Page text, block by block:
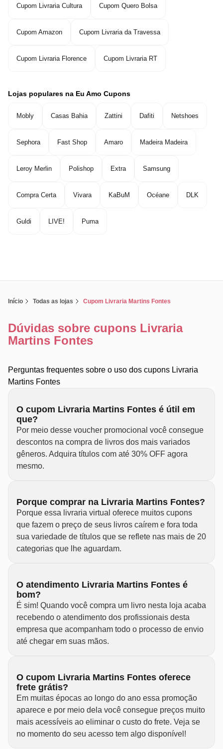
Cupom Livraria Cultura Cupom Quero Bolsa
Cupom Amazon Cupom Livraria da Travessa
Cupom Livraria Florence Cupom Livraria RT
Lojas populares na Eu Amo Cupons
Mobly Casas Bahia Zattini Dafiti Netshoes
Sephora Fast Shop Amaro Madeira Madeira
Leroy Merlin Polishop Extra Samsung
Compra Certa Vivara KaBuM Océane DLK
Guldi LIVE! Puma
Início Todas as lojas Cupom Livraria Martins Fontes
Dúvidas sobre cupons Livraria
Martins Fontes
Perguntas frequentes sobre o uso dos cupons Livraria
Martins Fontes
O cupom Livraria Martins Fontes é útil em
que?
Por meio desse voucher promocional você consegue
descontos na compra de livros dos mais variados
gêneros. Adquira títulos com até 30% OFF agora
mesmo.
Porque comprar na Livraria Martins Fontes?
Porque essa livraria virtual oferece muitos cupons
que fazem o preço de seus livros caírem e fora toda
sua variedade de títulos que se reflete nas mais de 20
categorias que lhe aguardam.
O atendimento Livraria Martins Fontes é
bom?
É sim! Quando você compra um livro nesta loja acaba
recebendo o atendimento dos profissionais desta
empresa que acompanham todo o processo de envio
até chegar em suas mãos.
O cupom Livraria Martins Fontes oferece
frete grátis?
Em muitas épocas ao longo do ano essa promoção
aparece e por meio dela você consegue preços muito
mais acessíveis ao eliminar o custo do frete. Veja se
no momento do seu acesso tem algo disponível!